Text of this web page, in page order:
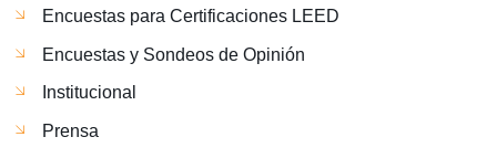
Encuestas para Certificaciones LEED
Encuestas y Sondeos de Opinión
Institucional
Prensa